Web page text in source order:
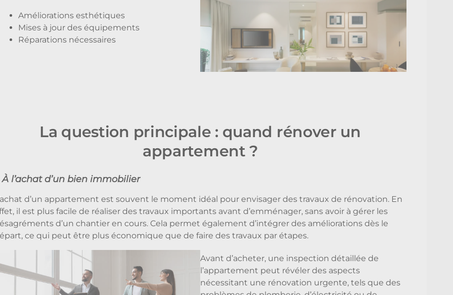
Améliorations esthétiques
Mises à jour des équipements
Réparations nécessaires
La question principale : quand rénover un
appartement ?
À l’achat d’un bien immobilier
d’un appartement est souvent le moment idéal pour envisager des travaux de rénovation. En
il est plus facile de réaliser des travaux importants avant d’emménager, sans avoir à gérer les
d’un chantier en cours. Cela permet également d’intégrer des améliorations dès le
ce qui peut être plus économique que de faire des travaux par étapes.
Avant d’acheter, une inspection détaillée de
l’appartement peut révéler des aspects
nécessitant une rénovation urgente, tels que des